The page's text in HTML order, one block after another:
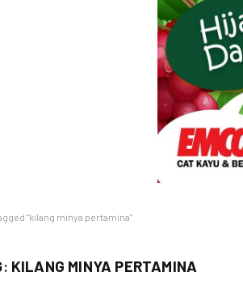
"kilang minya pertamina"
KILANG MINYA PERTAMINA